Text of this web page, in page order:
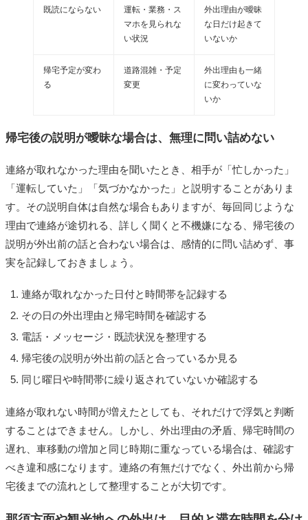
既読にならない
運転・業務・ス
マホを見られな
い状況
外出理由が曖昧
な日だけ起きて
いないか
帰宅予定が変わ
る
道路混雑・予定
変更
外出理由も一緒
に変わっていな
いか
帰宅後の説明が曖昧な場合は、無理に問い詰めない
連絡が取れなかった理由を聞いたとき、相手が「忙しかった」
「運転していた」「気づかなかった」と説明することがありま
す。その説明自体は自然な場合もありますが、毎回同じような
理由で連絡が途切れる、詳しく聞くと不機嫌になる、帰宅後の
説明が外出前の話と合わない場合は、感情的に問い詰めず、事
実を記録しておきましょう。
連絡が取れなかった日付と時間帯を記録する
その日の外出理由と帰宅時間を確認する
電話・メッセージ・既読状況を整理する
帰宅後の説明が外出前の話と合っているか見る
同じ曜日や時間帯に繰り返されていないか確認する
連絡が取れない時間が増えたとしても、それだけで浮気と判断
することはできません。しかし、外出理由の矛盾、帰宅時間の
遅れ、車移動の増加と同じ時期に重なっている場合は、確認す
べき違和感になります。連絡の有無だけでなく、外出前から帰
宅後までの流れとして整理することが大切です。